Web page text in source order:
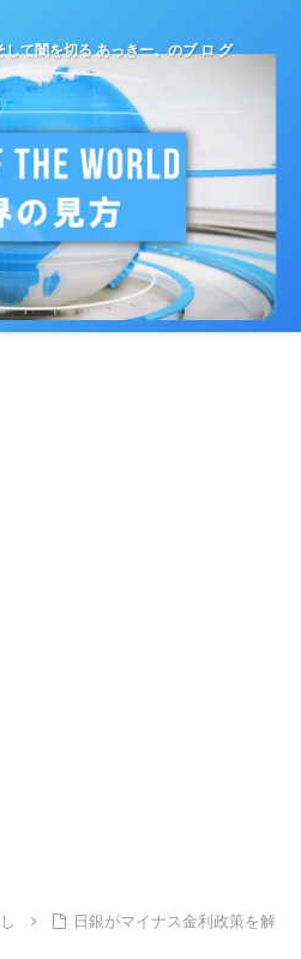
て闇を切る あっきー。のブ ロ グ
日銀がマイナス金利政策を解